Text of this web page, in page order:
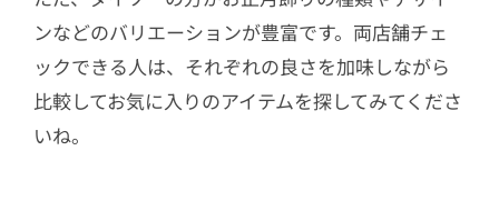
ンなどのバリエーションが豊富です。両店舗チェ
ックできる人は、それぞれの良さを加味しながら
比較してお気に入りのアイテムを探してみてくださ
いね。